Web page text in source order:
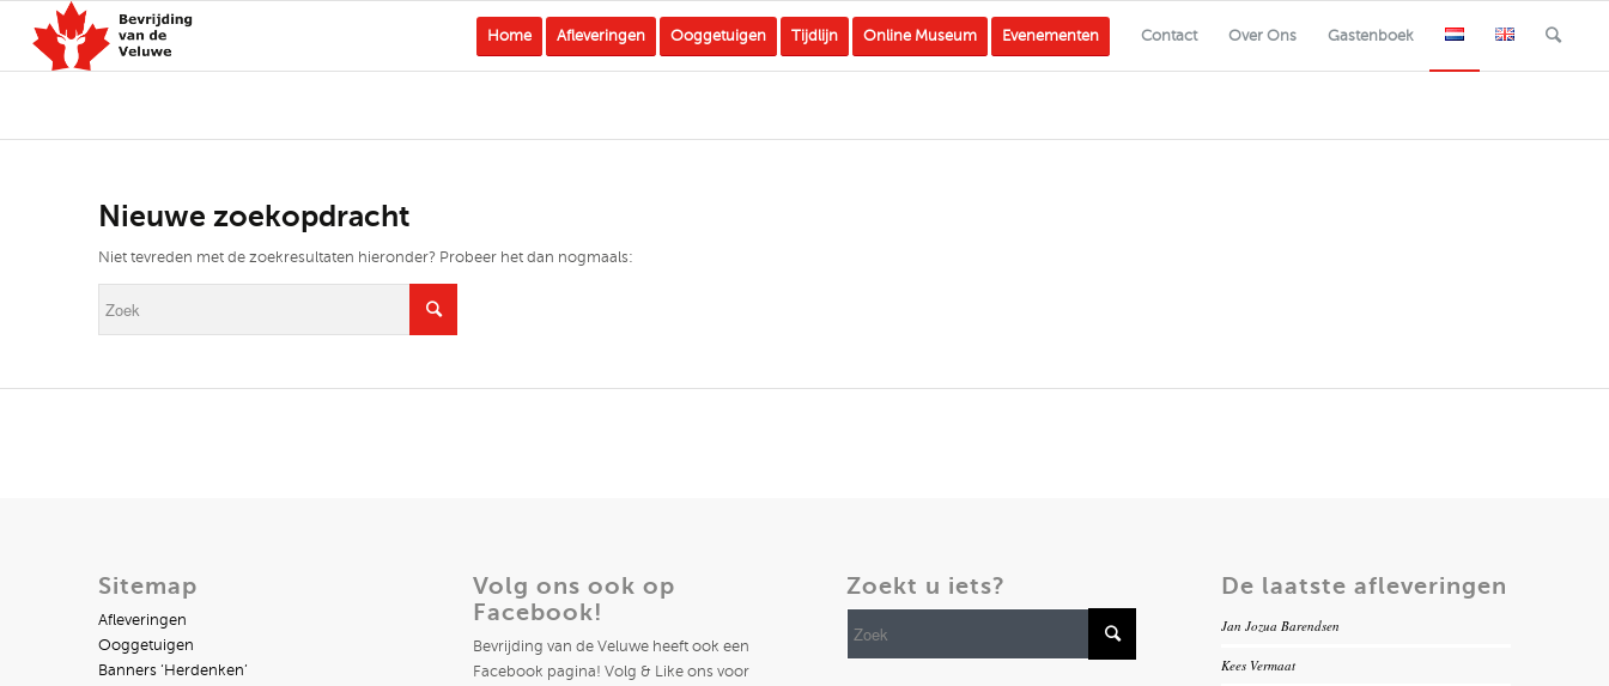
Home Afleveringen Ooggetuigen Tijdlijn Online Museum Evenementen Contact Over Ons Gastenboek
Nieuwe zoekopdracht
Niet tevreden met de zoekresultaten hieronder? Probeer het dan nogmaals:
Sitemap
Afleveringen
Ooggetuigen
Banners ‘Herdenken’
Volg ons ook op
Facebook!
Bevrijding van de Veluwe heeft ook een
Facebook pagina! Volg & Like ons voor
Zoekt u iets? De laatste afleveringen
Jan Jozua Barendsen
Kees Vermaat